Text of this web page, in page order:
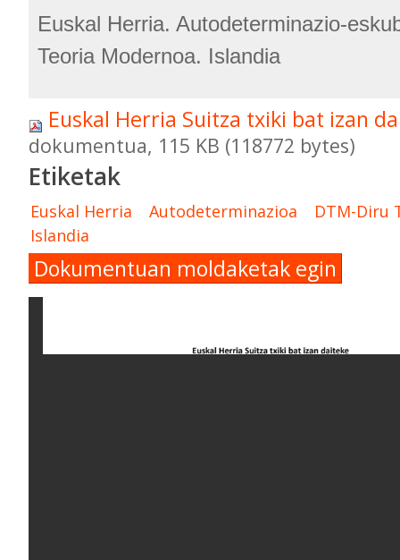
Euskal Herria. Autodeterminazio-
Teoria Modernoa. Islandia
Euskal Herria Suitza txiki bat izan
dokumentua, 115 KB (118772 bytes)
Etiketak
Euskal Herria Autodeterminazioa
DTM-Diru
Islandia
Dokumentuan moldaketak egin